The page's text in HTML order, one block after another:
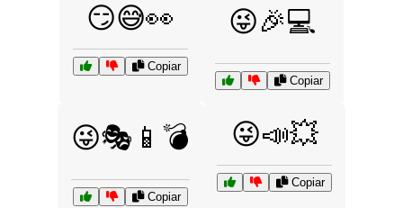
😏😅👀
Copiar
😜🎉💻
Copiar
😜🎭📱💣
Copiar
😜📣💥
Copiar